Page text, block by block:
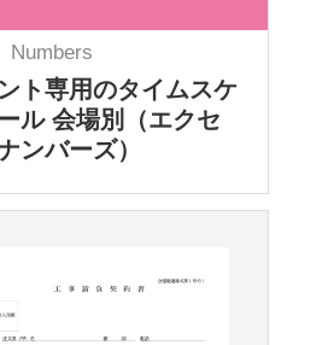
Numbers
ト専用のタイムスケ
ル 会場別（エクセ
ンバーズ）